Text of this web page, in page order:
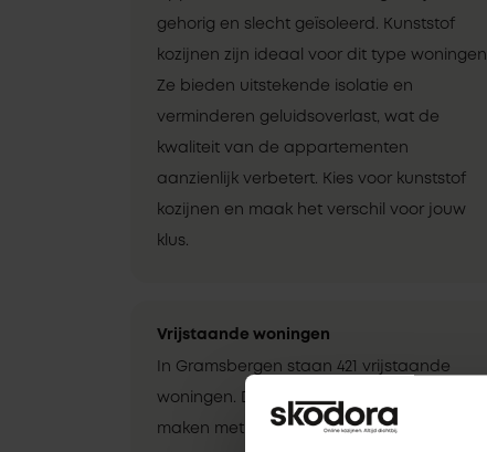
gehorig en slecht geïsoleerd. Kunststof
kozijnen zijn ideaal voor dit type woningen.
Ze bieden uitstekende isolatie en
verminderen geluidsoverlast, wat de
kwaliteit van de appartementen
aanzienlijk verbetert. Kies voor kunststof
kozijnen en maak het verschil voor jouw
klus.
Vrijstaande woningen
In Gramsbergen staan 421 vrijstaande
woningen. Deze woningen hebben vaak te
maken met meer weersinvloeden en